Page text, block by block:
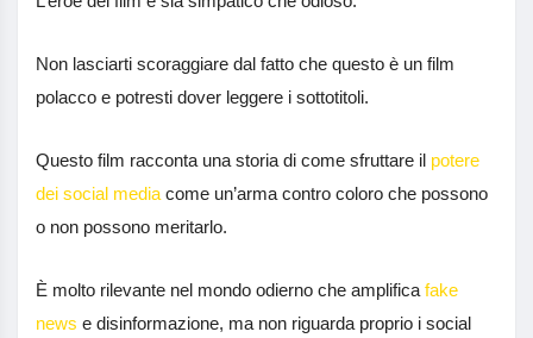
Non lasciarti scoraggiare dal fatto che questo è un film
polacco e potresti dover leggere i sottotitoli.
Questo film racconta una storia di come sfruttare il potere
dei social media come un’arma contro coloro che possono
o non possono meritarlo.
È molto rilevante nel mondo odierno che amplifica fake
news e disinformazione, ma non riguarda proprio i social